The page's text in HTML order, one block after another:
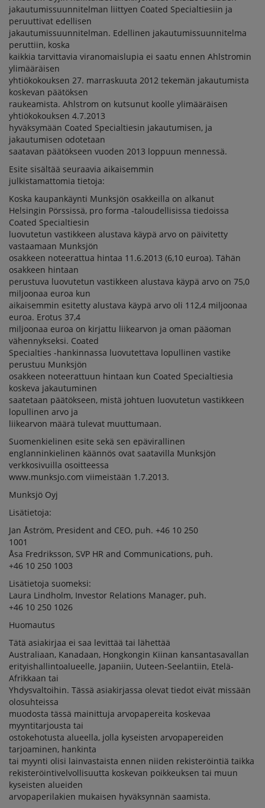
jakautumissuunnitelman liittyen Coated Specialtiesiin ja
peruuttivat edellisen
jakautumissuunnitelman. Edellinen jakautumissuunnitelma
peruttiin, koska
kaikkia tarvittavia viranomaislupia ei saatu ennen Ahlstromin
ylimääräisen
yhtiökokouksen 27. marraskuuta 2012 tekemän jakautumista
koskevan päätöksen
raukeamista. Ahlstrom on kutsunut koolle ylimääräisen
yhtiökokouksen 4.7.2013
hyväksymään Coated Specialtiesin jakautumisen, ja
jakautumisen odotetaan
saatavan päätökseen vuoden 2013 loppuun mennessä.
Esite sisältää seuraavia aikaisemmin
julkistamattomia tietoja:
Koska kaupankäynti Munksjön osakkeilla on alkanut
Helsingin Pörssissä, pro forma -taloudellisissa tiedoissa
Coated Specialtiesin
luovutetun vastikkeen alustava käypä arvo on päivitetty
vastaamaan Munksjön
osakkeen noteerattua hintaa 11.6.2013 (6,10 euroa). Tähän
osakkeen hintaan
perustuva luovutetun vastikkeen alustava käypä arvo on 75,0
miljoonaa euroa kun
aikaisemmin esitetty alustava käypä arvo oli 112,4 miljoonaa
euroa. Erotus 37,4
miljoonaa euroa on kirjattu liikearvon ja oman pääoman
vähennykseksi. Coated
Specialties -hankinnassa luovutettava lopullinen vastike
perustuu Munksjön
osakkeen noteerattuun hintaan kun Coated Specialtiesia
koskeva jakautuminen
saatetaan päätökseen, mistä johtuen luovutetun vastikkeen
lopullinen arvo ja
liikearvon määrä tulevat muuttumaan.
Suomenkielinen esite sekä sen epävirallinen
englanninkielinen käännös ovat saatavilla Munksjön
verkkosivuilla osoitteessa
www.munksjo.com viimeistään 1.7.2013.
Munksjö Oyj
Lisätietoja:
Jan Åström, President and CEO, puh. +46 10 250
1001
Åsa Fredriksson, SVP HR and Communications, puh.
+46 10 250 1003
Lisätietoja suomeksi:
Laura Lindholm, Investor Relations Manager, puh.
+46 10 250 1026
Huomautus
Tätä asiakirjaa ei saa levittää tai lähettää
Australiaan, Kanadaan, Hongkongin Kiinan kansantasavallan
erityishallintoalueelle, Japaniin, Uuteen-Seelantiin, Etelä-
Afrikkaan tai
Yhdysvaltoihin. Tässä asiakirjassa olevat tiedot eivät missään
olosuhteissa
muodosta tässä mainittuja arvopapereita koskevaa
myyntitarjousta tai
ostokehotusta alueella, jolla kyseisten arvopapereiden
tarjoaminen, hankinta
tai myynti olisi lainvastaista ennen niiden rekisteröintiä taikka
rekisteröintivelvollisuutta koskevan poikkeuksen tai muun
kyseisten alueiden
arvopaperilakien mukaisen hyväksynnän saamista.